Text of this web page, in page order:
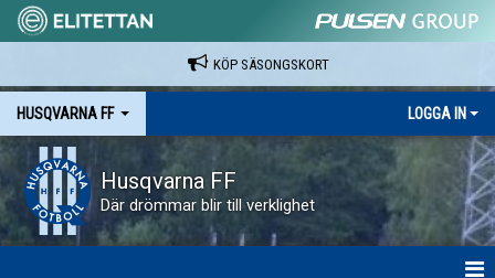
KÖP SÄSONGSKORT
HUSQVARNA FF LOGGA IN
Husqvarna FF
Där drömmar blir till verklighet